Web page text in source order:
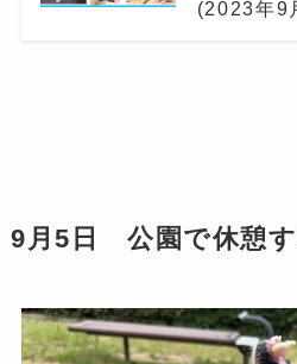
(2023年9
9月5日 公園で休憩